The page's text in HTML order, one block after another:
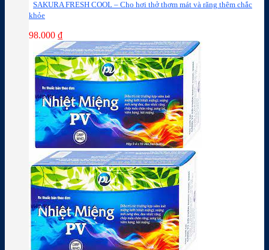
SAKURA FRESH COOL – Cho hơi thở thơm mát và răng thêm chắc
khỏe
98.000 ₫